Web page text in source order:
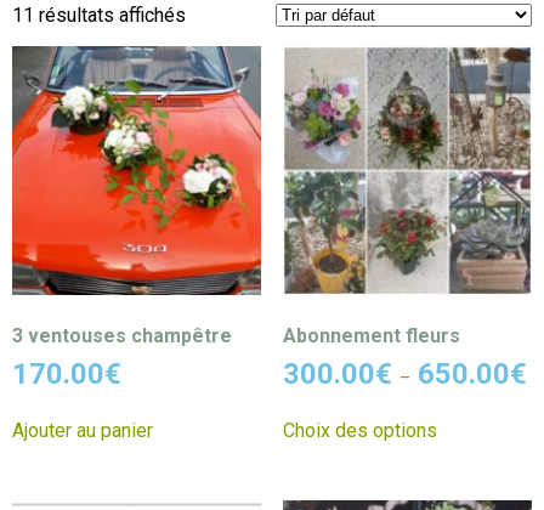
11 résultats affichés
3 ventouses champêtre
170.00€
Ajouter au panier
Abonnement fleurs
300.00€ – 650.00€
Choix des options